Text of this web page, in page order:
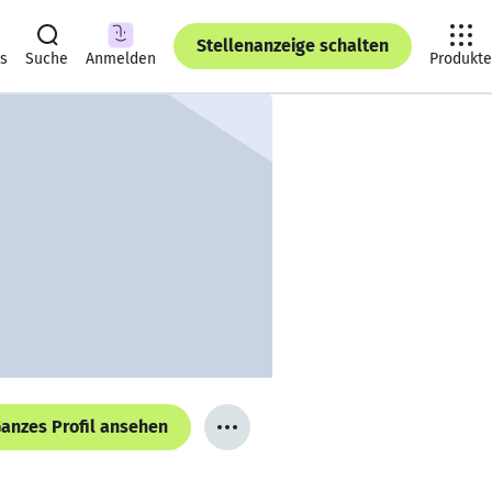
Suche Anmelden
Stellenanzeige schalten
Produkte
Profil ansehen